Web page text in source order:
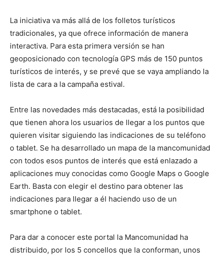
La iniciativa va más allá de los folletos turísticos
tradicionales, ya que ofrece información de manera
interactiva. Para esta primera versión se han
geoposicionado con tecnología GPS más de 150 puntos
turísticos de interés, y se prevé que se vaya ampliando la
lista de cara a la campaña estival.
Entre las novedades más destacadas, está la posibilidad
que tienen ahora los usuarios de llegar a los puntos que
quieren visitar siguiendo las indicaciones de su teléfono
o tablet. Se ha desarrollado un mapa de la mancomunidad
con todos esos puntos de interés que está enlazado a
aplicaciones muy conocidas como Google Maps o Google
Earth. Basta con elegir el destino para obtener las
indicaciones para llegar a él haciendo uso de un
smartphone o tablet.
Para dar a conocer este portal la Mancomunidad ha
distribuido, por los 5 concellos que la conforman, unos